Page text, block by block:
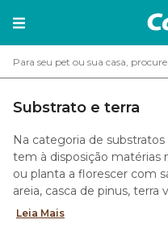
Substrato e terra
Na categoria de
tem à disposição matérias
ou planta a florescer com
areia, casca de pinus, terra
cada uma delas.
Leia Mais